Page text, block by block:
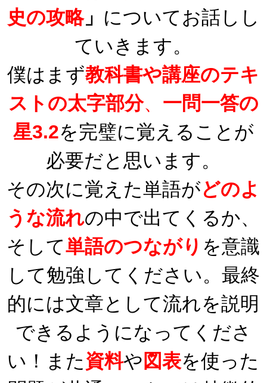
史の攻略」 についてお話しし
ていきます。
僕はまず教科書や講座のテキ
ストの太字部分、 一問一答の
星3.2を完璧に覚えることが
必要だと思います。
その次に覚えた単語がどのよ
うな流れの中で出てくるか、
そして単語のつながり を意識
して勉強してください。最終
的には文章として流れを説明
できるようになってくださ
い！また資料や 図表を使った